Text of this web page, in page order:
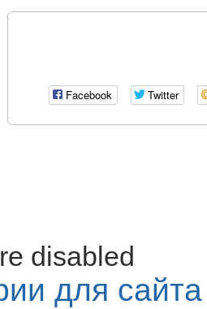
Facebook Twitter
disabled
для